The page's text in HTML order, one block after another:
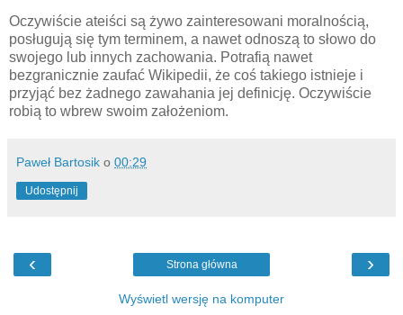
Oczywiście ateiści są żywo zainteresowani moralnością,
posługują się tym terminem, a nawet odnoszą to słowo do
swojego lub innych zachowania. Potrafią nawet
bezgranicznie zaufać Wikipedii, że coś takiego istnieje i
przyjąć bez żadnego zawahania jej definicję. Oczywiście
robią to wbrew swoim założeniom.
Paweł Bartosik o 00:29
Udostępnij
‹ ›
Strona główna
Wyświetl wersję na komputer